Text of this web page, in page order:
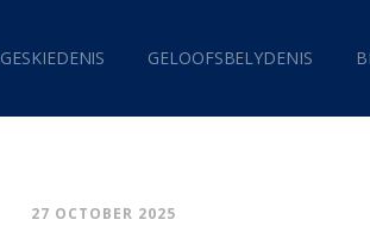
GESKIEDENIS GELOOFSBELYDENIS
27 OCTOBER 2025